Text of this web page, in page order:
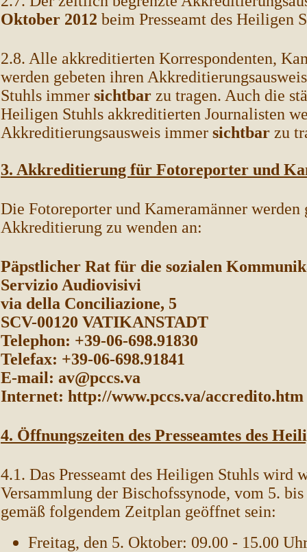
Oktober 2012 beim Presseamt des Heiligen
2.8. Alle akkreditierten Korrespondenten,
werden gebeten ihren
Stuhls immer sichtbar zu tragen. Auch die
Heiligen Stuhls akkreditierten Journalisten
Akkreditierungsausweis immer sichtbar zu
3. Akkreditierung für Fotoreporter und
Die Fotoreporter und Kameramänner werden
Akkreditierung zu wenden an:
Päpstlicher Rat für die sozialen
Servizio Audiovisivi
via della Conciliazione, 5
SCV-00120 VATIKANSTADT
Telephon: +39-06-698.91830
Telefax: +39-06-698.91841
E-mail: av@pccs.va
Internet: http://www.pccs.va/accredito.htm
4. Öffnungszeiten des Presseamtes des
4.1. Das Presseamt des Heiligen Stuhls wird
Versammlung der Bischofssynode, vom 5.
gemäß folgendem Zeitplan geöffnet sein:
Freitag, den 5. Oktober: 09.00 - 15.00